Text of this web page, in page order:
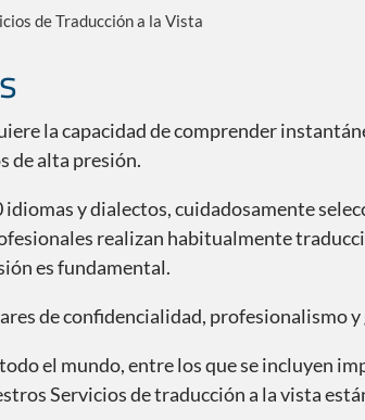
de Traducción a la Vista
la capacidad de comprender
de alta presión.
y dialectos, cuidadosamente
realizan habitualmente
es fundamental.
de confidencialidad, profesionalismo
el mundo, entre los que se incluyen
Servicios de traducción a la vista